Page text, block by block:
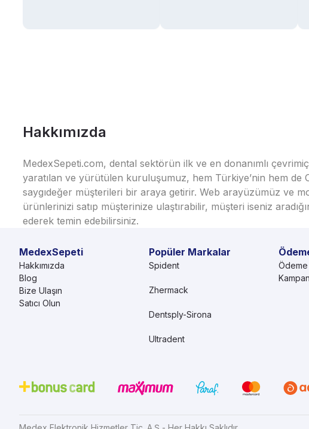
Hakkımızda
MedexSepeti.com, dental sektörün ilk ve en donanımlı
yaratılan ve yürütülen kuruluşumuz, hem Türkiye’nin hem de
saygıdeğer müşterileri bir araya getirir. Web arayüzümüz ve
ürünlerinizi satıp müşterinize ulaştırabilir, müşteri iseniz
ederek temin edebilirsiniz.
MedexSepeti
Hakkımızda
Blog
Bize Ulaşın
Satıcı Olun
Popüler Markalar
Spident
Zhermack
Dentsply-Sirona
Ultradent